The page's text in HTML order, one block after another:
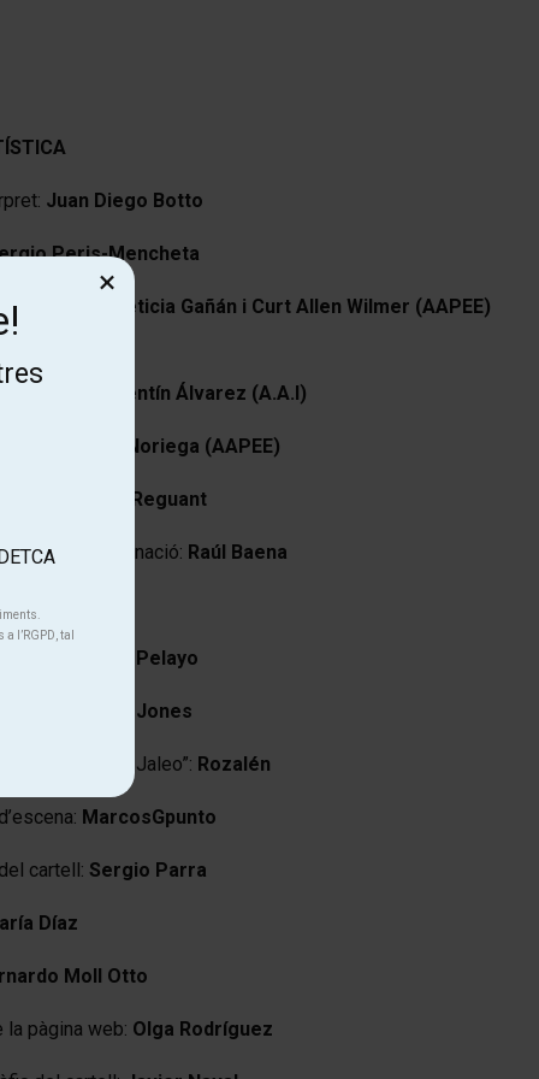
Juan Diego Botto
Peris-Mencheta
Leticia Gañán i Curt Allen Wilmer (AAPEE)
Valentín Álvarez (A.A.I)
Elda Noriega (AAPEE)
Xenia Reguant
d’il·luminació: Raúl Baena
Ramón
Alejandro Pelayo
Pablo Martín Jones
la cançó “Anda Jaleo”: Rozalén
MarcosGpunto
cartell: Sergio Parra
Díaz
Moll Otto
la pàgina web: Olga Rodríguez
l’RGPD, tal
×